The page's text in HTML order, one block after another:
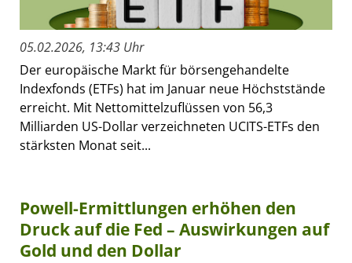
05.02.2026, 13:43 Uhr
Der europäische Markt für börsengehandelte
Indexfonds (ETFs) hat im Januar neue Höchststände
erreicht. Mit Nettomittelzuflüssen von 56,3
Milliarden US-Dollar verzeichneten UCITS-ETFs den
stärksten Monat seit...
Powell-Ermittlungen erhöhen den
Druck auf die Fed – Auswirkungen auf
Gold und den Dollar